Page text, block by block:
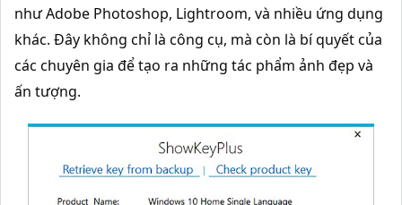
như Adobe Photoshop, Lightroom, và nhiều ứng dụng
khác. Đây không chỉ là công cụ, mà còn là bí quyết của
các chuyên gia để tạo ra những tác phẩm ảnh đẹp và
ấn tượng.